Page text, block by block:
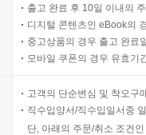
출고 완료 후 10일 이내의
디지털 콘텐츠인 eBook의
중고상품의 경우 출고 완료
모바일 쿠폰의 경우 유효기
고객의 단순변심 및 착오구
직수입양서/직수입일서중
단, 아래의 주문/취소 조건